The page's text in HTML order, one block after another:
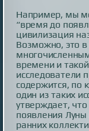
Например, мы
“время до
цивилизация
Возможно, это
времени и
исследователи
содержится, по
один из таких
утверждает,
появления
ранних